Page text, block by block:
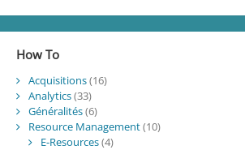
How To
Acquisitions(16)
Analytics(33)
Généralités(6)
Resource Management(10)
E-Resources(4)